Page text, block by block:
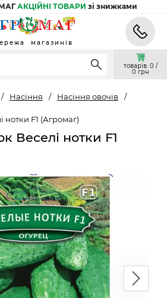
АКЦІЙНІ ТОВАРИ зі знижками
магазинів
товарів: 0 /
0 грн
/ Насіння / Насіння овочів
/
нотки F1 (Агромаг)
Веселі нотки F1